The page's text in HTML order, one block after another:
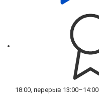
18:00, перерыв 13:00–14:00